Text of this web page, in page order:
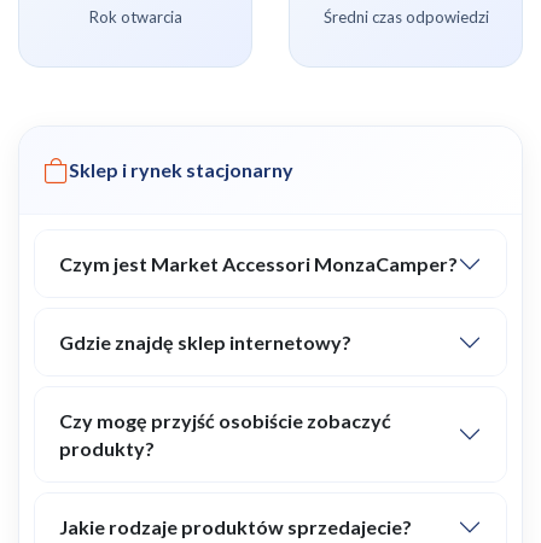
Rok otwarcia Średni czas odpowiedzi
Sklep i rynek stacjonarny
Czym jest Market Accessori MonzaCamper?
Gdzie znajdę sklep internetowy?
Czy mogę przyjść osobiście zobaczyć
produkty?
Jakie rodzaje produktów sprzedajecie?